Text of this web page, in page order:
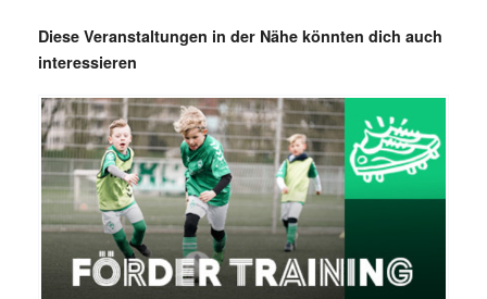
Diese Veranstaltungen in der Nähe könnten dich auch
interessieren